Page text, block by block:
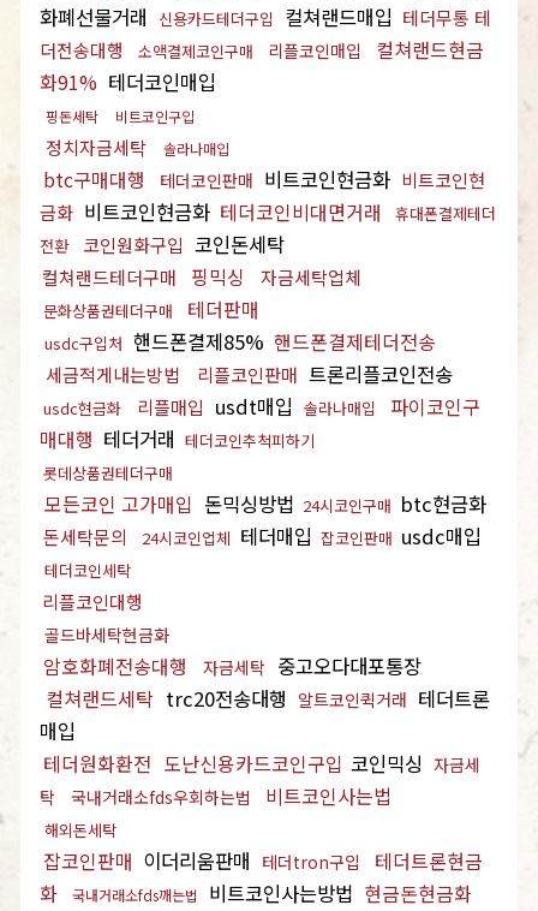
화폐선물거래
신용카드테더구입 컬쳐랜드매입 테더무통 테
더전송대행
소액결제코인구매 리플코인매입
컬쳐랜드현금
화91% 테더코인매입
핑돈세탁 비트코인구입
정치자금세탁 솔라나매입
btc구매대행 테더코인판매 비트코인현금화 비트코인현
금화 비트코인현금화 테더코인비대면거래
휴대폰결제테더
전환
코인원화구입 코인돈세탁
컬쳐랜드테더구매 핑믹싱 자금세탁업체
문화상품권테더구매 테더판매
usdc구입처 핸드폰결제85% 핸드폰결제테더전송
세금적게내는방법 리플코인판매 트론리플코인전송
usdc현금화 리플매입 usdt매입 솔라나매입
파이코인구
매대행 테더거래 테더코인추척피하기
롯데상품권테더구매
모든코인 고가매입 돈믹싱방법 24시코인구매 btc현금화
돈세탁문의 24시코인업체 테더매입 잡코인판매 usdc매입
테더코인세탁
리플코인대행
골드바세탁현금화
암호화폐전송대행 자금세탁 중고오다대포통장
컬쳐랜드세탁 trc20전송대행 알트코인퀵거래 테더트론
매입
테더원화환전 도난신용카드코인구입 코인믹싱 자금세
탁
국내거래소fds우회하는법 비트코인사는법
해외돈세탁
잡코인판매 이더리움판매 테더tron구입
테더트론현금
화
국내거래소fds깨는법 비트코인사는방법 현금돈현금화